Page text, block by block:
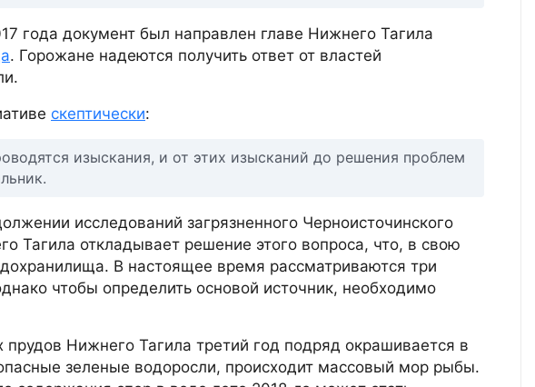
года документ был направлен главе Нижнего Тагила
. Горожане надеются получить ответ от властей
скептически:
изыскания, и от этих изысканий до решения проблем
исследований загрязненного Черноисточинского
Тагила откладывает решение этого вопроса, что, в свою
В настоящее время рассматриваются три
чтобы определить основой источник, необходимо
прудов Нижнего Тагила третий год подряд окрашивается в
зеленые водоросли, происходит массовый мор рыбы.